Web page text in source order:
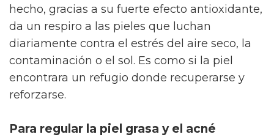
hecho, gracias a su fuerte efecto antioxidante,
da un respiro a las pieles que luchan
diariamente contra el estrés del aire seco, la
contaminación o el sol. Es como si la piel
encontrara un refugio donde recuperarse y
reforzarse.
Para regular la piel grasa y el acné